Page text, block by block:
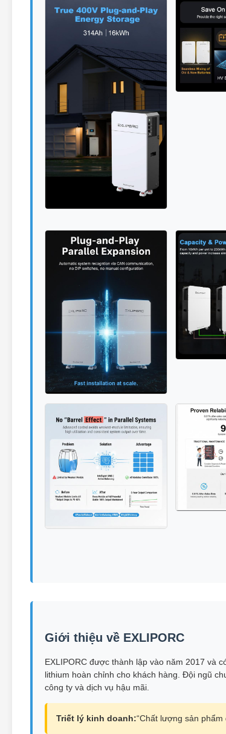
Giới thiệu về EXLIPORC
EXLIPORC được thành lập vào năm 2017 và
lithium hoàn chỉnh cho khách hàng. Đội ngũ
công ty và dịch vụ hậu mãi.
Triết lý kinh doanh:“Chất lượng sản